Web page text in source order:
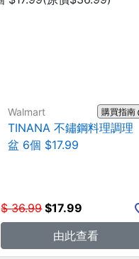
Walmart 購買指南
TINANA 不鏽鋼料理調理
盆 6個 $17.99
$ 36.99 $17.99
由此查看